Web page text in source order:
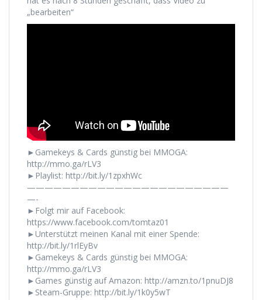
„bearbeiten“
►Gamekeys & Cards günstig bei MMOGA:
http://mmo.ga/rLV3
►Playlist: http://bit.ly/1zpxhWc
———————————————————————
—-
►Folgt mir auf Facebook:
https://www.facebook.com/tomtaz01
►Unterstützt meinen Kanal mit einer Spende:
http://bit.ly/1rlEyBv
►Gamekeys & Cards günstig bei MMOGA:
http://mmo.ga/rLV3
►Games günstig auf Amazon: http://amzn.to/1pnuDJ8
►Steam-Gruppe: http://bit.ly/1k0y5wT